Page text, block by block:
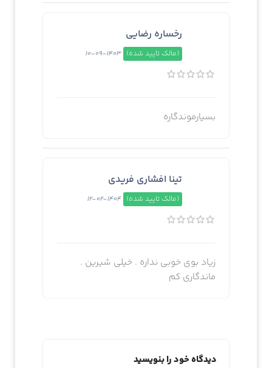
رخساره رضایی
(مالک تایید شده) 1403-09-10
بسیارموندگاره
تینا افشاری فریدی
(مالک تایید شده) 1404-02-12
زیاد بوی خوبی نداره . خیلی شیرین .
ماندگاری کم
دیدگاه خود را بنویسید